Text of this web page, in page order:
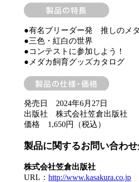
●有名ブリーダー発 推しのメ
●三色・紅白の世界
●コンテストに参加しよう！
●メダカ飼育グッズカタログ
発売日 2024年6月27日
出版社 株式会社笠倉出版社
価格 1,650円（税込）
製品に関するお問い合わ
株式会社笠倉出版社
URL： http://www.kasakura.co.jp